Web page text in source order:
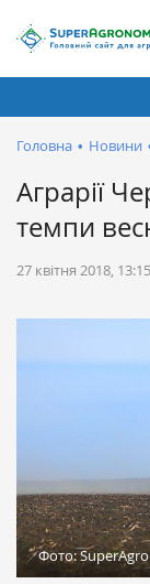
Головна • Новини
Аграрії
темпи
27 квітня 2018, 13:15
Фото: